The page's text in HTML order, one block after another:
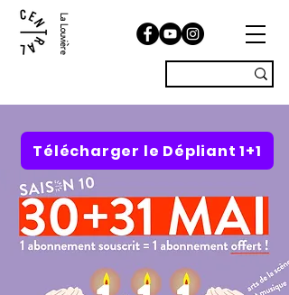
La Louvière
Télécharger le Dépliant 1+1